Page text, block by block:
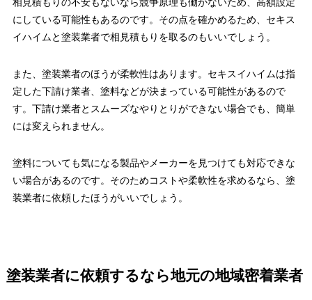
相見積もりの不安もないなら競争原理も働かないため、高額設定
にしている可能性もあるのです。その点を確かめるため、セキス
イハイムと塗装業者で相見積もりを取るのもいいでしょう。
また、塗装業者のほうが柔軟性はあります。セキスイハイムは指
定した下請け業者、塗料などが決まっている可能性があるので
す。下請け業者とスムーズなやりとりができない場合でも、簡単
には変えられません。
塗料についても気になる製品やメーカーを見つけても対応できな
い場合があるのです。そのためコストや柔軟性を求めるなら、塗
装業者に依頼したほうがいいでしょう。
塗装業者に依頼するなら地元の地域密着業者